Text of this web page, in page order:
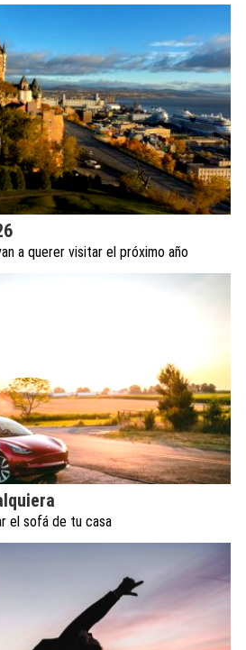
a querer visitar el próximo año
el sofá de tu casa